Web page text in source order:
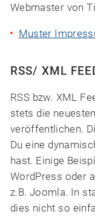
Webmaster von
Muster
RSS/ XML
RSS bzw. XML
stets die
veröffentlichen.
Du eine
hast. Einige
WordPress oder
z.B. Joomla. In
dies nicht so